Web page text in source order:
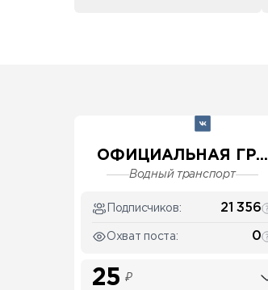
ОФИЦИАЛЬНАЯ ГР...
Водный транспорт
Подписчиков: 21 356
Охват поста: 0
25 ₽